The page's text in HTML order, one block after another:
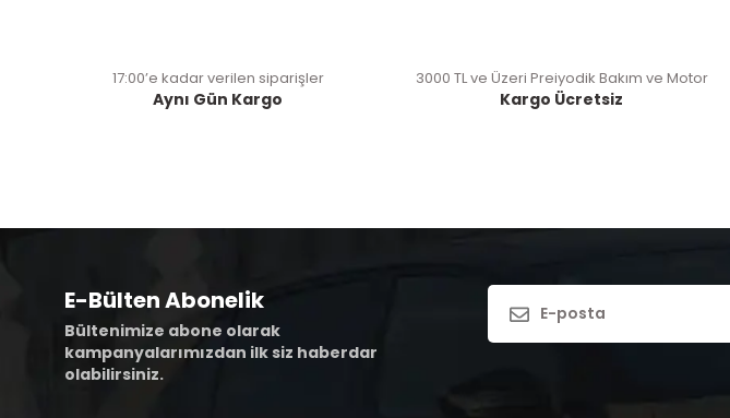
17:00’e kadar verilen siparişler
Aynı Gün Kargo
3000 TL ve Üzeri Preiyodik Bakım ve Motor
Kargo Ücretsiz
E-Bülten Abonelik
Bültenimize abone olarak
kampanyalarımızdan ilk siz haberdar
olabilirsiniz.